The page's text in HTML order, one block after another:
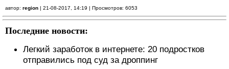
автор: region | 21-08-2017, 14:19 | Просмотров: 6053
Последние новости:
Легкий заработок в интернете: 20 подростков
отправились под суд за дроппинг